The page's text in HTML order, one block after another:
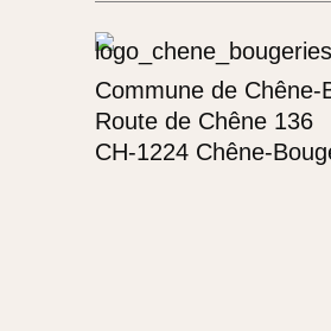
Commune de Chêne-
Route de Chêne 136
CH-1224 Chêne-